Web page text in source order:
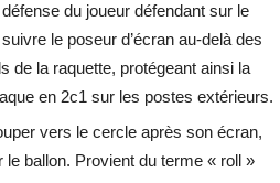
du joueur défendant sur le
le poseur d’écran au-delà des
de la raquette, protégeant ainsi la
en 2c1 sur les postes extérieurs.
vers le cercle après son écran,
le ballon. Provient du terme « roll »